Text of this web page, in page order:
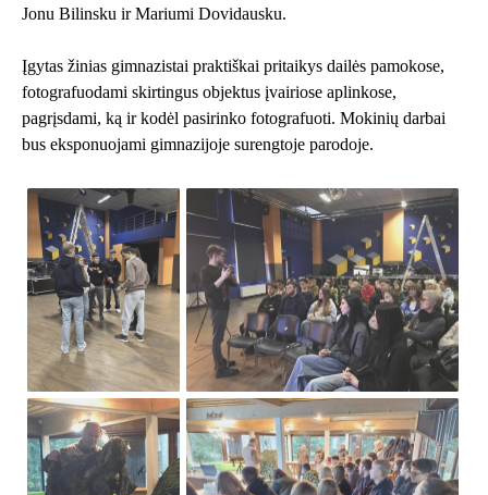
Jonu Bilinsku ir Mariumi Dovidausku.
Įgytas žinias gimnazistai praktiškai pritaikys dailės pamokose,
fotografuodami skirtingus objektus įvairiose aplinkose,
pagrįsdami, ką ir kodėl pasirinko fotografuoti. Mokinių darbai
bus eksponuojami gimnazijoje surengtoje parodoje.